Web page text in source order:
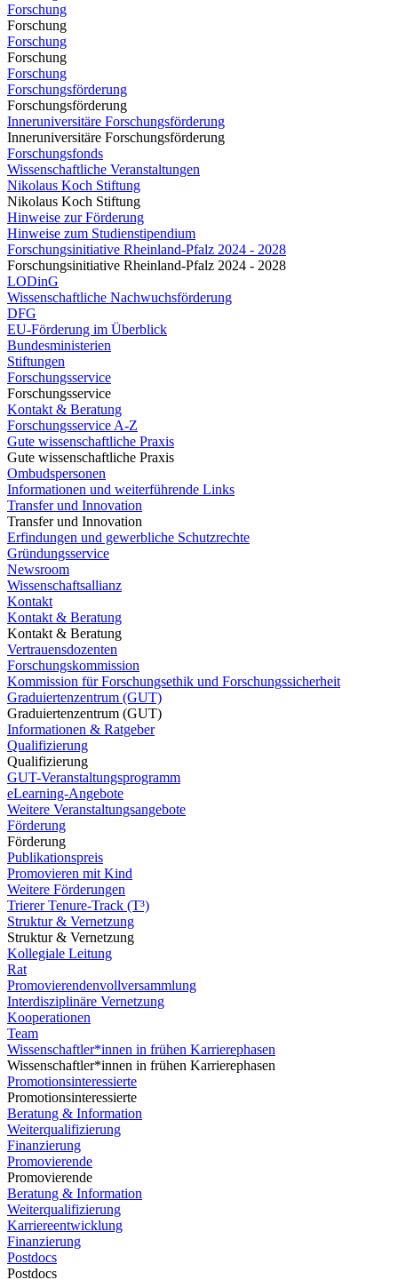
Forschung
Forschung
Forschung
Forschung
Forschung
Forschungsförderung
Forschungsförderung
Inneruniversitäre Forschungsförderung
Inneruniversitäre Forschungsförderung
Forschungsfonds
Wissenschaftliche Veranstaltungen
Nikolaus Koch Stiftung
Nikolaus Koch Stiftung
Hinweise zur Förderung
Hinweise zum Studienstipendium
Forschungsinitiative Rheinland-Pfalz 2024 - 2028
Forschungsinitiative Rheinland-Pfalz 2024 - 2028
LODinG
Wissenschaftliche Nachwuchsförderung
DFG
EU-Förderung im Überblick
Bundesministerien
Stiftungen
Forschungsservice
Forschungsservice
Kontakt & Beratung
Forschungsservice A-Z
Gute wissenschaftliche Praxis
Gute wissenschaftliche Praxis
Ombudspersonen
Informationen und weiterführende Links
Transfer und Innovation
Transfer und Innovation
Erfindungen und gewerbliche Schutzrechte
Gründungsservice
Newsroom
Wissenschaftsallianz
Kontakt
Kontakt & Beratung
Kontakt & Beratung
Vertrauensdozenten
Forschungskommission
Kommission für Forschungsethik und Forschungssicherheit
Graduiertenzentrum (GUT)
Graduiertenzentrum (GUT)
Informationen & Ratgeber
Qualifizierung
Qualifizierung
GUT-Veranstaltungsprogramm
eLearning-Angebote
Weitere Veranstaltungsangebote
Förderung
Förderung
Publikationspreis
Promovieren mit Kind
Weitere Förderungen
Trierer Tenure-Track (T³)
Struktur & Vernetzung
Struktur & Vernetzung
Kollegiale Leitung
Rat
Promovierendenvollversammlung
Interdisziplinäre Vernetzung
Kooperationen
Team
Wissenschaftler*innen in frühen Karrierephasen
Wissenschaftler*innen in frühen Karrierephasen
Promotionsinteressierte
Promotionsinteressierte
Beratung & Information
Weiterqualifizierung
Finanzierung
Promovierende
Promovierende
Beratung & Information
Weiterqualifizierung
Karriereentwicklung
Finanzierung
Postdocs
Postdocs